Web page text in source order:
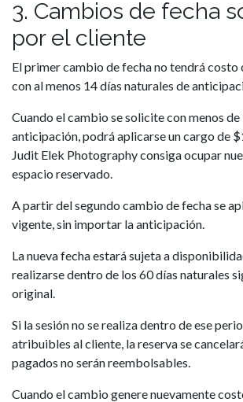
3. Cambios de fecha
por el cliente
El primer cambio de fecha no tendrá costo
con al menos 14 días naturales de
Cuando el cambio se solicite con menos de
anticipación, podrá aplicarse un cargo de
Judit Elek Photography consiga ocupar
espacio reservado.
A partir del segundo cambio de fecha se
vigente, sin importar la anticipación.
La nueva fecha estará sujeta a
realizarse dentro de los 60 días naturales
original.
Si la sesión no se realiza dentro de ese
atribuibles al cliente, la reserva se
pagados no serán reembolsables.
Cuando el cambio genere nuevamente